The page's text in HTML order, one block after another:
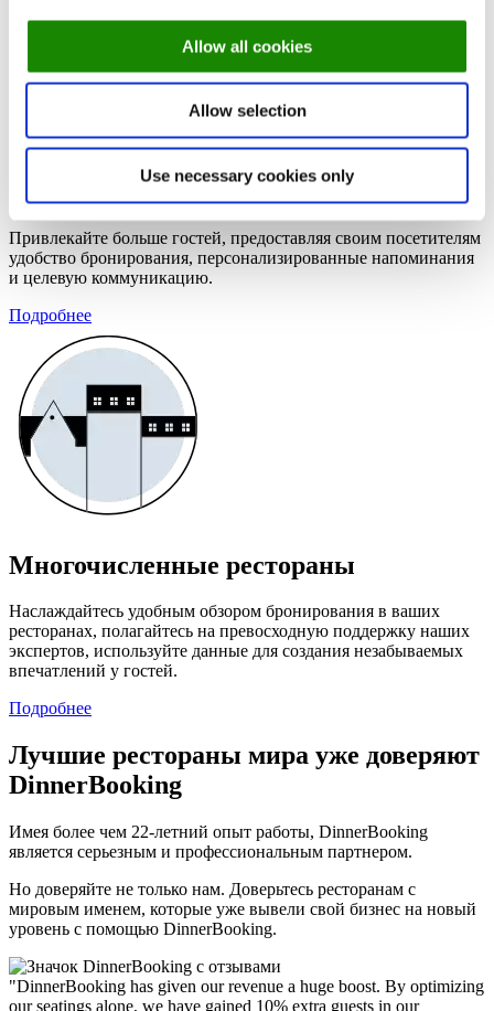
Allow all cookies
Allow selection
Use necessary cookies only
Один ресторан
Привлекайте больше гостей, предоставляя своим посетителям
удобство бронирования, персонализированные напоминания
и целевую коммуникацию.
Подробнее
Многочисленные рестораны
Наслаждайтесь удобным обзором бронирования в ваших
ресторанах, полагайтесь на превосходную поддержку наших
экспертов, используйте данные для создания незабываемых
впечатлений у гостей.
Подробнее
Лучшие рестораны мира уже доверяют
DinnerBooking
Имея более чем 22-летний опыт работы, DinnerBooking
является серьезным и профессиональным партнером.
Но доверяйте не только нам. Доверьтесь ресторанам с
мировым именем, которые уже вывели свой бизнес на новый
уровень с помощью DinnerBooking.
"DinnerBooking has given our revenue a huge boost. By optimizing
our seatings alone, we have gained 10% extra guests in our